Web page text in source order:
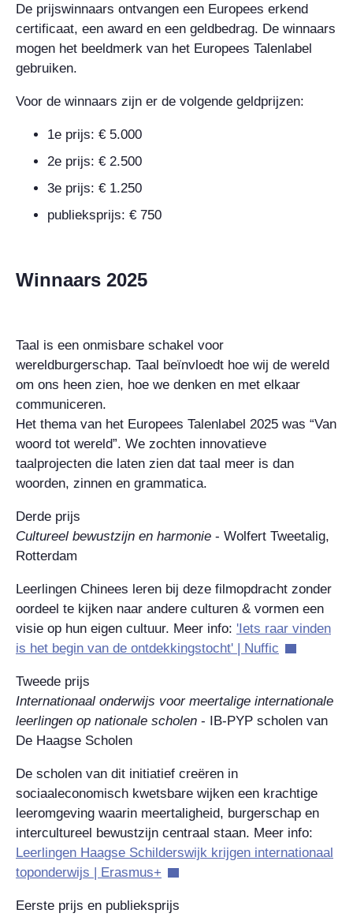
De prijswinnaars ontvangen een Europees erkend
certificaat, een award en een geldbedrag. De winnaars
mogen het beeldmerk van het Europees Talenlabel
gebruiken.
Voor de winnaars zijn er de volgende geldprijzen:
1e prijs: € 5.000
2e prijs: € 2.500
3e prijs: € 1.250
publieksprijs: € 750
Winnaars 2025
Taal is een onmisbare schakel voor
wereldburgerschap. Taal beïnvloedt hoe wij de wereld
om ons heen zien, hoe we denken en met elkaar
communiceren.
Het thema van het Europees Talenlabel 2025 was “Van
woord tot wereld”. We zochten innovatieve
taalprojecten die laten zien dat taal meer is dan
woorden, zinnen en grammatica.
Derde prijs
Cultureel bewustzijn en harmonie - Wolfert Tweetalig,
Rotterdam
Leerlingen Chinees leren bij deze filmopdracht zonder
oordeel te kijken naar andere culturen & vormen een
visie op hun eigen cultuur. Meer info: 'Iets raar vinden
is het begin van de ontdekkingstocht' | Nuffic
Tweede prijs
Internationaal onderwijs voor meertalige internationale
leerlingen op nationale scholen - IB-PYP scholen van
De Haagse Scholen
De scholen van dit initiatief creëren in
sociaaleconomisch kwetsbare wijken een krachtige
leeromgeving waarin meertaligheid, burgerschap en
intercultureel bewustzijn centraal staan. Meer info:
Leerlingen Haagse Schilderswijk krijgen internationaal
toponderwijs | Erasmus+
Eerste prijs en publieksprijs